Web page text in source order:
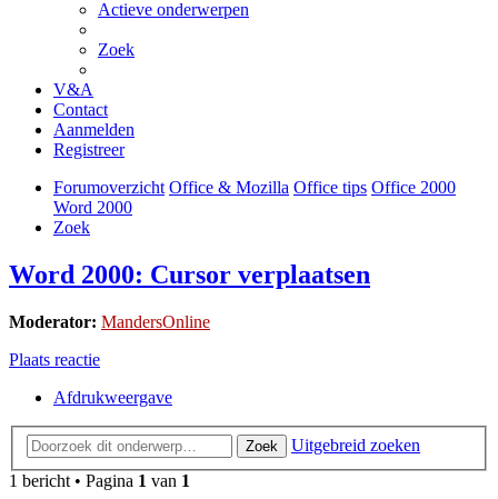
Actieve onderwerpen
Zoek
V&A
Contact
Aanmelden
Registreer
Forumoverzicht Office & Mozilla Office tips Office 2000
Word 2000
Zoek
Word 2000: Cursor verplaatsen
Moderator: MandersOnline
Plaats reactie
Afdrukweergave
Zoek
Uitgebreid zoeken
1 bericht • Pagina 1 van 1